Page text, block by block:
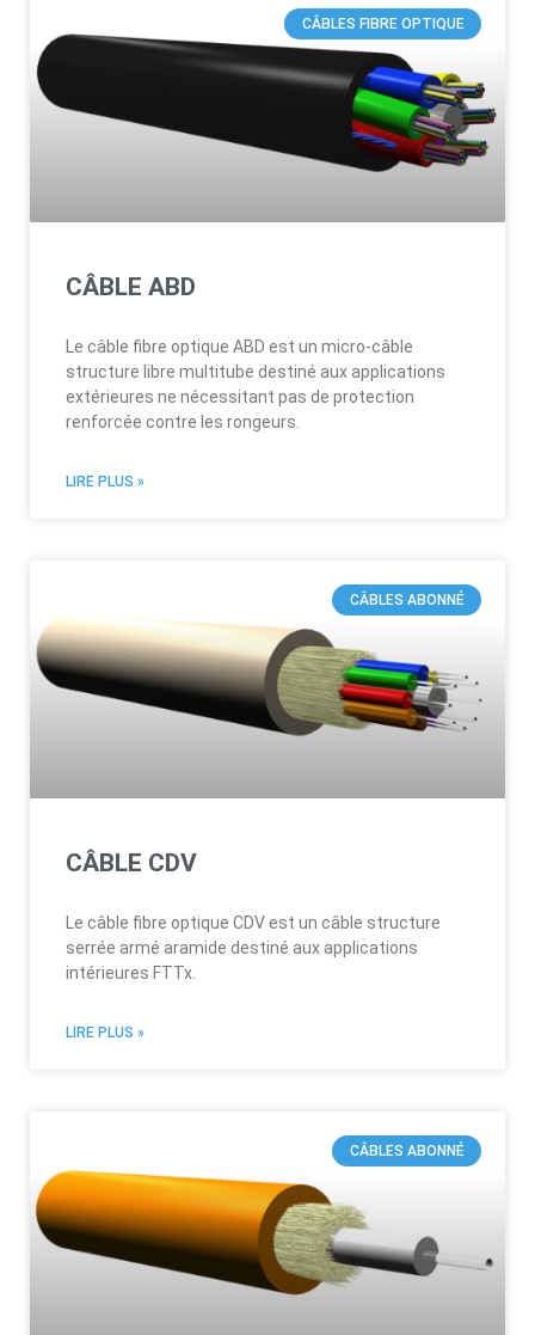
CÂBLES FIBRE OPTIQUE
CÂBLE ABD
Le câble fibre optique ABD est un micro-câble
structure libre multitube destiné aux applications
extérieures ne nécessitant pas de protection
renforcée contre les rongeurs.
LIRE PLUS »
CÂBLES ABONNÉ
CÂBLE CDV
Le câble fibre optique CDV est un câble structure
serrée armé aramide destiné aux applications
intérieures FTTx.
LIRE PLUS »
CÂBLES ABONNÉ